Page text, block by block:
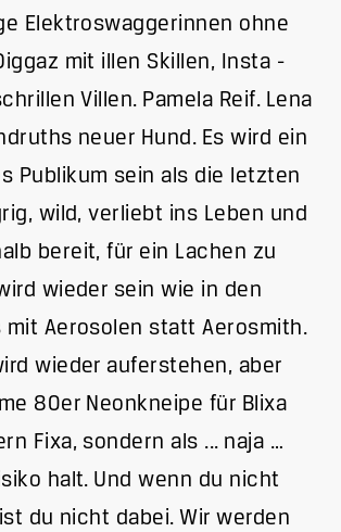
Elektroswaggerinnen ohne
mit illen Skillen, Insta -
Villen. Pamela Reif. Lena
neuer Hund. Es wird ein
Publikum sein als die letzten
wild, verliebt ins Leben und
bereit, für ein Lachen zu
wieder sein wie in den
mit Aerosolen statt Aerosmith.
wieder auferstehen, aber
80er Neonkneipe für Blixa
Fixa, sondern als ... naja …
halt. Und wenn du nicht
du nicht dabei. Wir werden